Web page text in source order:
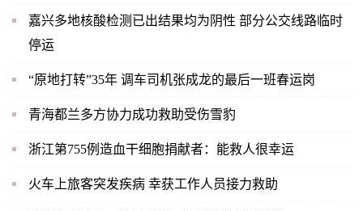
嘉兴多地核酸检测已出结果均为阴性 部分公交线路临时
停运
“原地打转”35年 调车司机张成龙的最后一班春运岗
青海都兰多方协力成功救助受伤雪豹
浙江第755例造血干细胞捐献者：能救人很幸运
火车上旅客突发疾病 幸获工作人员接力救助